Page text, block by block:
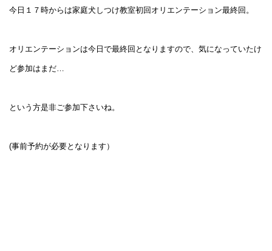
今日１７時からは家庭犬しつけ教室初回オリエンテーション最終回。
オリエンテーションは今日で最終回となりますので、気になっていたけ
ど参加はまだ…
という方是非ご参加下さいね。
(事前予約が必要となります）